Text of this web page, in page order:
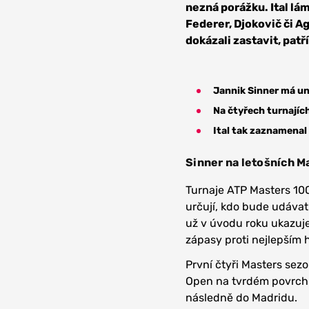
nezná porážku. Ital
Federer, Djokovič či
dokázali zastavit,
Jannik Sinner má
Na čtyřech
Ital tak
Sinner na letošních
Turnaje ATP Masters
určují, kdo bude
už v úvodu roku
zápasy proti nejlepším
První čtyři Masters
Open na tvrdém
následně do Madridu.